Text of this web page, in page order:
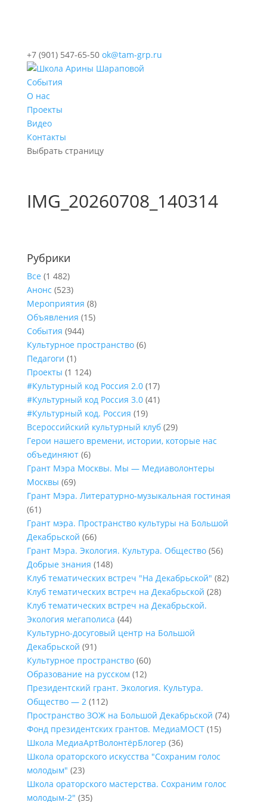
+7 (901) 547-65-50 ok@tam-grp.ru
События
О нас
Проекты
Видео
Контакты
Выбрать страницу
IMG_20260708_140314
Рубрики
Все (1 482)
Анонс (523)
Мероприятия (8)
Объявления (15)
События (944)
Культурное пространство(6)
Педагоги (1)
Проекты (1 124)
#Культурный код Россия 2.0(17)
#Культурный код Россия 3.0(41)
#Культурный код. Россия (19)
Всероссийский культурный клуб(29)
Герои нашего времени, истории, которые нас
объединяют(6)
Грант Мэра Москвы. Мы — Медиаволонтеры
Москвы (69)
Грант Мэра. Литературно-музыкальная гостиная
(61)
Грант мэра. Пространство культуры на Большой
Декабрьской (66)
Грант Мэра. Экология. Культура. Общество(56)
Добрые знания (148)
Клуб тематических встреч "На Декабрьской" (82)
Клуб тематических встреч на Декабрьской (28)
Клуб тематических встреч на Декабрьской.
Экология мегаполиса (44)
Культурно-досуговый центр на Большой
Декабрьской (91)
Культурное пространство(60)
Образование на русском (12)
Президентский грант. Экология. Культура.
Общество — 2(112)
Пространство ЗОЖ на Большой Декабрьской (74)
Фонд президентских грантов. МедиаМОСТ(15)
Школа МедиаАртВолонтёрБлогер (36)
Школа ораторского искусства "Сохраним голос
молодым" (23)
Школа ораторского мастерства. Сохраним голос
молодым-2" (35)